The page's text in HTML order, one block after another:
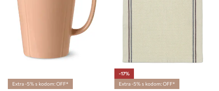
Extra -5% s kodom: OFF*
-17%
Extra -5% s kodom: OFF*